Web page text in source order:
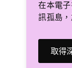
在本電
訊孤島
取得